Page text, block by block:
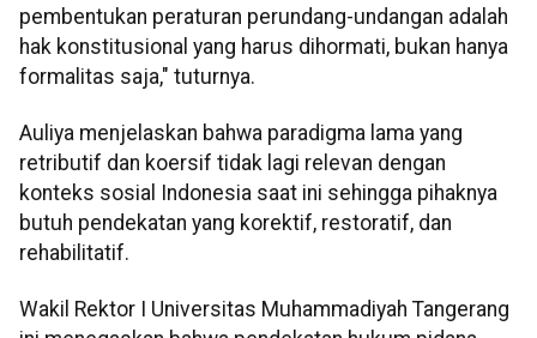
pembentukan peraturan perundang-undangan adalah
hak konstitusional yang harus dihormati, bukan hanya
formalitas saja," tuturnya.
Auliya menjelaskan bahwa paradigma lama yang
retributif dan koersif tidak lagi relevan dengan
konteks sosial Indonesia saat ini sehingga pihaknya
butuh pendekatan yang korektif, restoratif, dan
rehabilitatif.
Wakil Rektor I Universitas Muhammadiyah Tangerang